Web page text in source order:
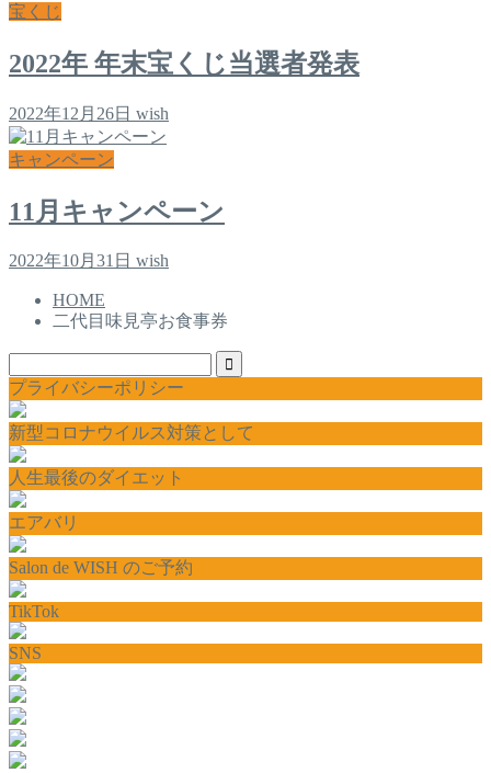
宝くじ
2022年 年末宝くじ当選者発表
2022年12月26日 wish
キャンペーン
11月キャンペーン
2022年10月31日 wish
HOME
二代目味見亭お食事券
プライバシーポリシー
新型コロナウイルス対策として
人生最後のダイエット
エアバリ
Salon de WISH のご予約
TikTok
SNS